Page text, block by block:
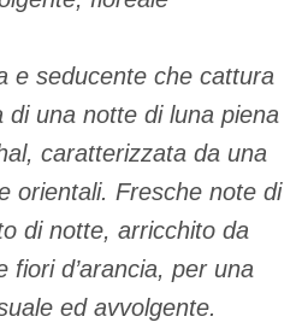
e seducente che cattura
una notte di luna piena
caratterizzata da una
orientali. Fresche note di
di notte, arricchito da
fiori d’arancia, per una
ed avvolgente.